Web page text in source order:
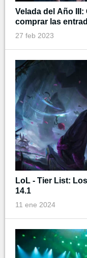
Velada del Año
comprar las
27 feb 2023
LoL - Tier List:
14.1
11 ene 2024